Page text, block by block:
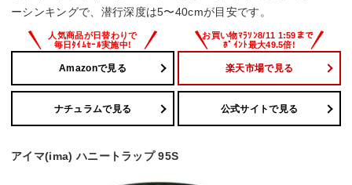
ーシンキングで、潜行深度は5〜40cmが目安です。
Amazonで見る 楽天市場で見る
ナチュラムで見る 公式サイトで見る
アイマ(ima) ハニートラップ 95S